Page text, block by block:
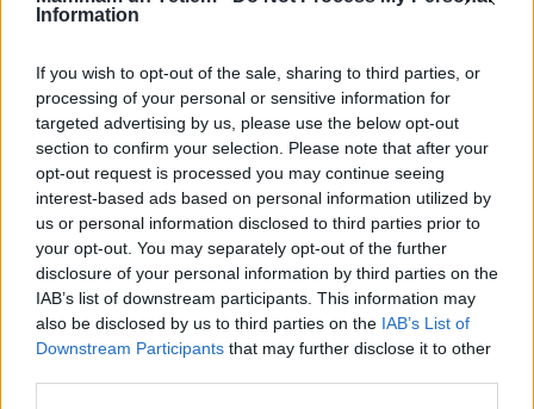
Information
If you wish to opt-out of the sale, sharing to third parties, or
processing of your personal or sensitive information for
targeted advertising by us, please use the below opt-out
section to confirm your selection. Please note that after your
opt-out request is processed you may continue seeing
interest-based ads based on personal information utilized by
us or personal information disclosed to third parties prior to
your opt-out. You may separately opt-out of the further
disclosure of your personal information by third parties on the
IAB’s list of downstream participants. This information may
also be disclosed by us to third parties on the IAB’s List of
Downstream Participants that may further disclose it to other
putekšņi, un ziedēšanas laikā tie ir gaisā it visur – gan
laukos, gan pilsētā un arī iekštelpās.
Ziedputekšņu alerģija zīdainim – vai tiešām?
Visbiežāk alerģija pret ziedputekšņiem mēdz būt
bērniem skolas vecumā, taču tā var izpausties arī
agrāk – jau četru līdz sešu gadu vecumā.
Raksturīgākie simptomi ir acu asarošana, aizlikts
deguns, šķaudīšana, un parasti šīs izpausmes
saasinās, bērnam izejot ārā.